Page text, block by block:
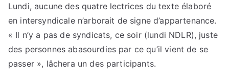
Lundi, aucune des quatre lectrices du texte élaboré
en intersyndicale n’arborait de signe d’appartenance.
« Il n’y a pas de syndicats, ce soir (lundi NDLR), juste
des personnes abasourdies par ce qu’il vient de se
passer », lâchera un des participants.